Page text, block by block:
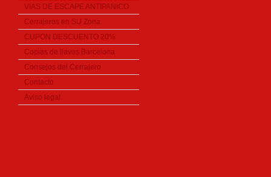
VIAS DE ESCAPE ANTIPANICO
Cerrajeros en SU Zona
CUPON DESCUENTO 20%
Copias de llaves Barcelona
Consejos del Cerrajero
Contacto
Aviso legal